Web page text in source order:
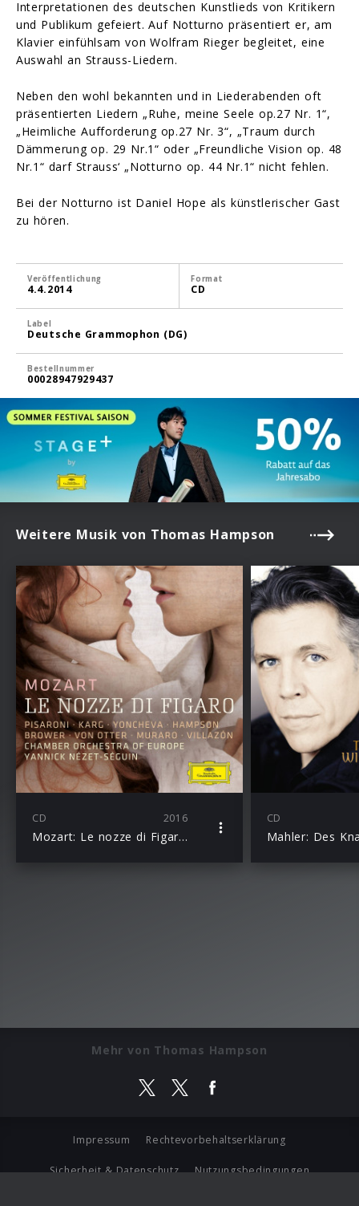
Interpretationen des deutschen Kunstlieds von Kritikern
und Publikum gefeiert. Auf Notturno präsentiert er, am
Klavier einfühlsam von Wolfram Rieger begleitet, eine
Auswahl an Strauss-Liedern.
Neben den wohl bekannten und in Liederabenden oft
präsentierten Liedern „Ruhe, meine Seele op.27 Nr. 1“,
„Heimliche Aufforderung op.27 Nr. 3“, „Traum durch
Dämmerung op. 29 Nr.1“ oder „Freundliche Vision op. 48
Nr.1“ darf Strauss‘ „Notturno op. 44 Nr.1“ nicht fehlen.
Bei der Notturno ist Daniel Hope als künstlerischer Gast
zu hören.
Veröffentlichung
4.4.2014
Format
CD
Label
Deutsche Grammophon (DG)
Bestellnummer
00028947929437
Weitere Musik von Thomas Hampson
CD 2016
Mozart: Le nozze di Figaro, K.492
CD
Mehr von Thomas Hampson
Impressum Rechtevorbehaltserklärung
Sicherheit & Datenschutz Nutzungsbedingungen